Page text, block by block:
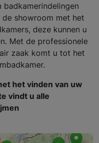
badkamerindelingen
showroom met het
deze kunnen u
Met de professionele
zaak komt u tot het
het vinden van uw
vindt u alle